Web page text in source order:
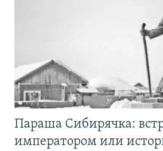
Параша Сибирячка:
императором или